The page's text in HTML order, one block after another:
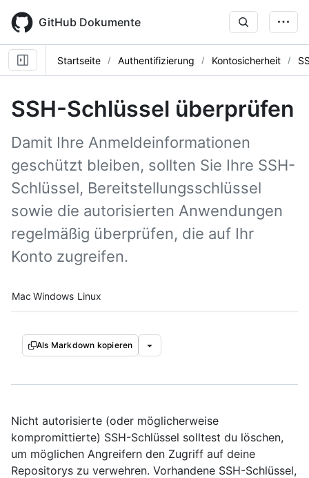
main
content
GitHub Dokumente
Startseite Authentifizierung Kontosicherheit
SSH-Schlüssel überprüfen
Damit Ihre Anmeldeinformationen
geschützt bleiben, sollten Sie Ihre SSH-
Schlüssel, Bereitstellungsschlüssel
sowie die autorisierten Anwendungen
regelmäßig überprüfen, die auf Ihr
Konto zugreifen.
Platform navigation
Mac Windows Linux
Als Markdown kopieren
Nicht autorisierte (oder möglicherweise
kompromittierte) SSH-Schlüssel solltest du löschen,
um möglichen Angreifern den Zugriff auf deine
Repositorys zu verwehren. Vorhandene SSH-Schlüssel,